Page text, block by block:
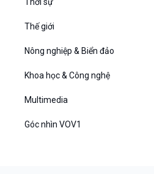
Bình luận
10 phút Sự kiện - Luận bàn
Dòng chảy sự kiện
Diễn đàn chủ nhật
Chuyện đêm
Thế giới
Nông nghiệp & Biển đảo
Khoa học & Công nghệ
Multimedia
Góc nhìn VOV1